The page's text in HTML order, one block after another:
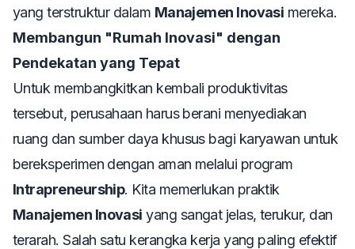
yang terstruktur dalam Manajemen Inovasi mereka.
Membangun "Rumah Inovasi" dengan
Pendekatan yang Tepat
Untuk membangkitkan kembali produktivitas
tersebut, perusahaan harus berani menyediakan
ruang dan sumber daya khusus bagi karyawan untuk
bereksperimen dengan aman melalui program
Intrapreneurship. Kita memerlukan praktik
Manajemen Inovasi yang sangat jelas, terukur, dan
terarah. Salah satu kerangka kerja yang paling efektif